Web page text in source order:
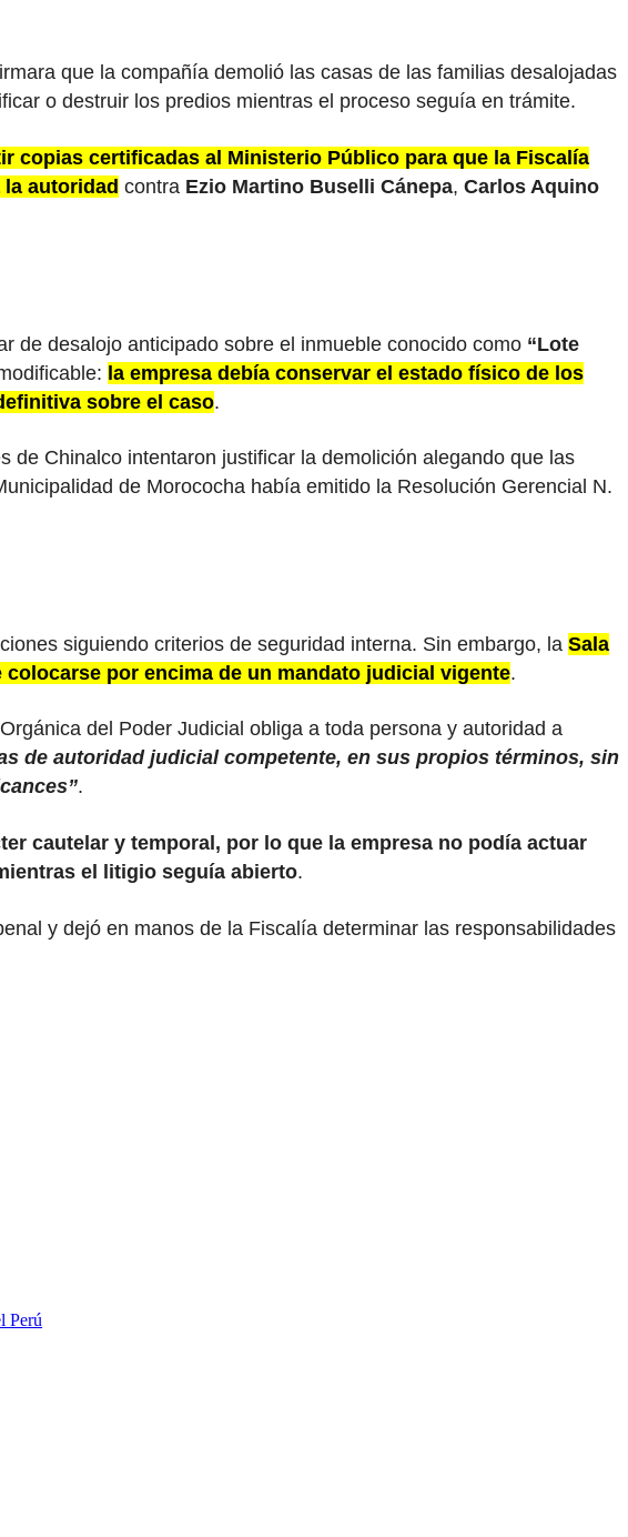
que la compañía demolió las casas de las familias desalojadas
o destruir los predios mientras el proceso seguía en trámite.
copias certificadas al Ministerio Público para que la Fiscalía
autoridad contra Ezio Martino Buselli Cánepa, Carlos Aquino
de desalojo anticipado sobre el inmueble conocido como “Lote
la empresa debía conservar el estado físico de los
sobre el caso.
Chinalco intentaron justificar la demolición alegando que las
de Morococha había emitido la Resolución Gerencial N.
siguiendo criterios de seguridad interna. Sin embargo, la Sala
por encima de un mandato judicial vigente.
del Poder Judicial obliga a toda persona y autoridad a
de autoridad judicial competente, en sus propios términos, sin
.
cautelar y temporal, por lo que la empresa no podía actuar
el litigio seguía abierto.
y dejó en manos de la Fiscalía determinar las responsabilidades
Perú